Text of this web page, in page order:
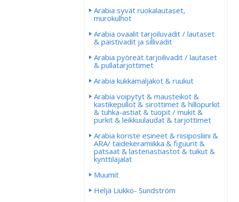
Arabia syvät ruokalautaset,
murokulhot
Arabia ovaalit tarjoiluvadit / lautaset
& paistivadit ja sillivadit
Arabia pyöreät tarjoilivadit / lautaset
& pullatarjottimet
Arabia kukkamaljakot & ruukut
Arabia voipytyt & mausteikot &
kastikepullot & sirottimet & hillopurkit
& tuhka-astiat & tuopit / mukit &
purkit & leikkuulaudat & tarjottimet
Arabia koriste esineet & riisiposliini &
ARA/ taidekeramiikka & figuurit &
patsaat & lastenastiastot & tuikut &
kynttiläjalat
Muumit
Heljä Liukko- Sundström